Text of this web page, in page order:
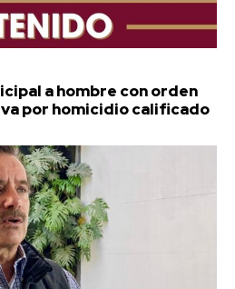
a hombre con orden
por homicidio calificado